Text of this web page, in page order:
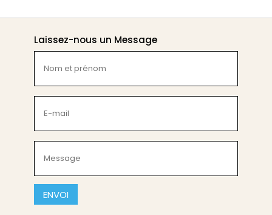
Laissez-nous un Message
et
prénom
(Nécessaire)
mail
(Nécessaire)
(Nécessaire)
CAPTCHA